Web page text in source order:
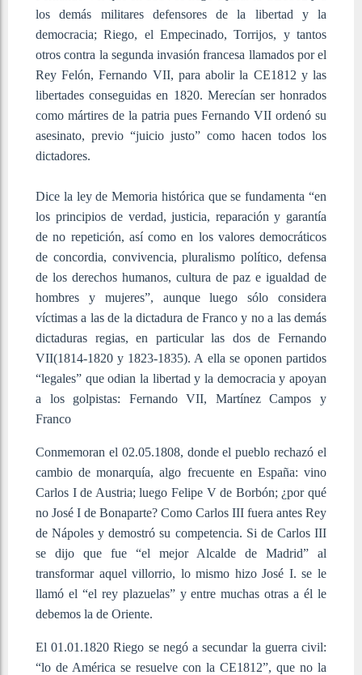
los demás militares defensores de la libertad y la
democracia; Riego, el Empecinado, Torrijos, y tantos
otros contra la segunda invasión francesa llamados por el
Rey Felón, Fernando VII, para abolir la CE1812 y las
libertades conseguidas en 1820. Merecían ser honrados
como mártires de la patria pues Fernando VII ordenó su
asesinato, previo “juicio justo” como hacen todos los
dictadores.
Dice la ley de Memoria histórica que se fundamenta “en
los principios de verdad, justicia, reparación y garantía
de no repetición, así como en los valores democráticos
de concordia, convivencia, pluralismo político, defensa
de los derechos humanos, cultura de paz e igualdad de
hombres y mujeres”, aunque luego sólo considera
víctimas a las de la dictadura de Franco y no a las demás
dictaduras regias, en particular las dos de Fernando
VII(1814-1820 y 1823-1835). A ella se oponen partidos
“legales” que odian la libertad y la democracia y apoyan
a los golpistas: Fernando VII, Martínez Campos y
Franco
Conmemoran el 02.05.1808, donde el pueblo rechazó el
cambio de monarquía, algo frecuente en España: vino
Carlos I de Austria; luego Felipe V de Borbón; ¿por qué
no José I de Bonaparte? Como Carlos III fuera antes Rey
de Nápoles y demostró su competencia. Si de Carlos III
se dijo que fue “el mejor Alcalde de Madrid” al
transformar aquel villorrio, lo mismo hizo José I. se le
llamó el “el rey plazuelas” y entre muchas otras a él le
debemos la de Oriente.
El 01.01.1820 Riego se negó a secundar la guerra civil:
“lo de América se resuelve con la CE1812”, que no la